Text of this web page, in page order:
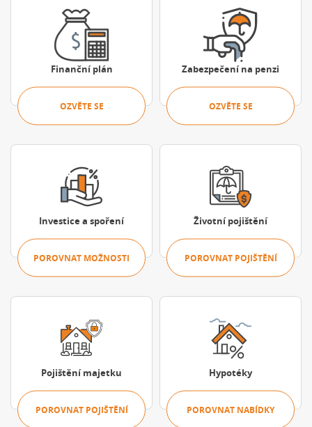
Finanční plán
OZVĚTE SE
Zabezpečení na penzi
OZVĚTE SE
Investice a spoření
POROVNAT MOŽNOSTI
Porovnat možnosti
Životní pojištění
POROVNAT POJIŠTĚNÍ
Porovnat
Pojištění majetku
POROVNAT POJIŠTĚNÍ
Porovnat pojištění
Hypotéky
POROVNAT NABÍDKY
Porovnat